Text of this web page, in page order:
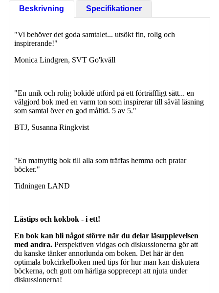
Beskrivning Specifikationer
"Vi behöver det goda samtalet... utsökt fin, rolig och
inspirerande!"
Monica Lindgren, SVT Go'kväll
"En unik och rolig bokidé utförd på ett förträffligt sätt... en
välgjord bok med en varm ton som inspirerar till såväl läsning
som samtal över en god måltid. 5 av 5."
BTJ, Susanna Ringkvist
"En matnyttig bok till alla som träffas hemma och pratar
böcker."
Tidningen LAND
Lästips och kokbok - i ett!
En bok kan bli något större när du delar läsupplevelsen
med andra. Perspektiven vidgas och diskussionerna gör att
du kanske tänker annorlunda om boken. Det här är den
optimala bokcirkelboken med tips för hur man kan diskutera
böckerna, och gott om härliga sopprecept att njuta under
diskussionerna!